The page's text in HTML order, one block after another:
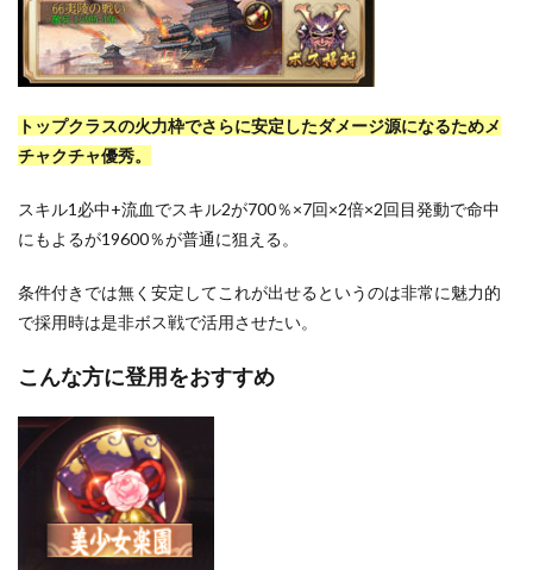
トップクラスの火力枠でさらに安定したダメージ源になるためメ
チャクチャ優秀。
スキル1必中+流血でスキル2が700％×7回×2倍×2回目発動で命中
にもよるが19600％が普通に狙える。
条件付きでは無く安定してこれが出せるというのは非常に魅力的
で採用時は是非ボス戦で活用させたい。
こんな方に登用をおすすめ